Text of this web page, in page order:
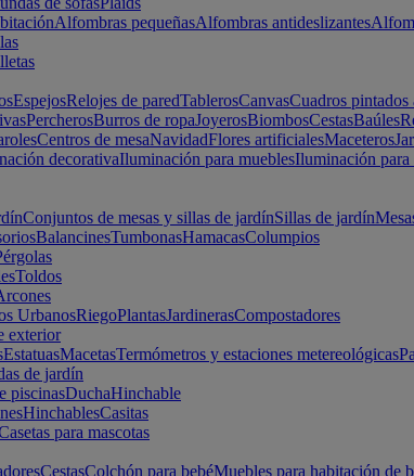
Alfombras pequeñasAlfombras antideslizantes
EspejosRelojes de paredTablerosCanvasCuadros pintados
PercherosBurros de ropaJoyerosBiombosCestasBaúles
Centros de mesaNavidadFlores artificialesMaceteros
decorativaIluminación para mueblesIluminación
Conjuntos de mesas y sillas de jardínSillas de jardín
BalancinesTumbonasHamacasColumpios
Toldos
UrbanosRiegoPlantasJardinerasCompostadores
exterior
EstatuasMacetasTermómetros y estaciones metereológicas
de jardín
piscinasDuchaHinchable
HinchablesCasitas
para mascotas
CestasColchón para bebéMuebles para habitación de